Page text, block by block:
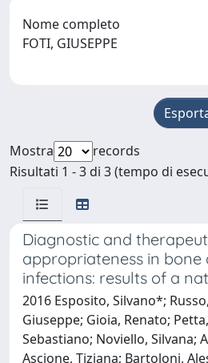
Nome completo
FOTI, GIUSEPPE
Mostra
records
Risultati 1 - 3 di 3 (tempo di
Diagnostic and
appropriateness in bone
infections: results of a
2016 Esposito, Silvano*;
Giuseppe; Gioia, Renato;
Sebastiano; Noviello, Silvana;
Ascione, Tiziana; Bartoloni,